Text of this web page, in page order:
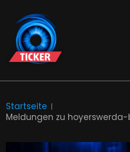
Startseite
Meldungen zu